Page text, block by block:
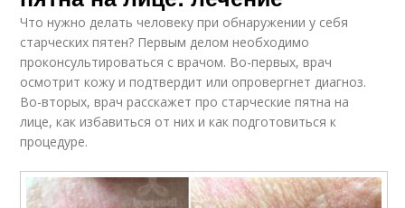
Что нужно делать человеку при обнаружении у себя
старческих пятен? Первым делом необходимо
проконсультироваться с врачом. Во-первых, врач
осмотрит кожу и подтвердит или опровергнет диагноз.
Во-вторых, врач расскажет про старческие пятна на
лице, как избавиться от них и как подготовиться к
процедуре.